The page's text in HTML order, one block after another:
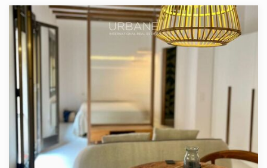
pequeñas familias o quienes buscan un espacio flexible
para oficina en casa. La distribución está pensada para
maximizar la luz y la funcionalidad, creando un ambiente
luminoso y acogedor en todo el hogar.Los residentes del
complejo disfrutan de unas instalaciones comunes
excepcionales, entre las que se incluyen una espectacular
terraza en la azotea con piscina y un gimnasio totalmente
equipado, el lugar perfecto para relajarse, socializar o
mantenerse activo mientras se disfruta de unas vistas
panorámicas de la ciudad. También hay disponible una
plaza de aparcamiento opcional.Situada en el corazón de
Montjuïc, la ubicación ofrece una combinación única de
naturaleza, cultura y comodidad urbana. Desde
exuberantes parques verdes y monumentos históricos